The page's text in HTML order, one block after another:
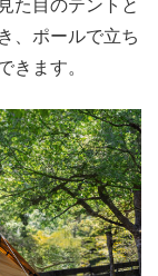
た目のテントと
、ポールで立ち
きます。